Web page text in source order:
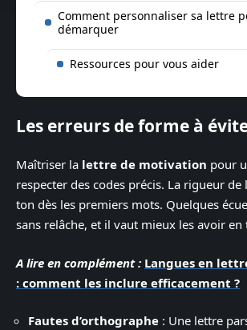
Comment personnaliser sa lettre
démarquer
Ressources pour vous aider
Les erreurs de forme à
Maîtriser la lettre de motivation pour
respecter des codes précis. La rigueur
ton dès les premiers mots. Quelques
sans relâche, et il vaut mieux les avoir en
A lire en complément : Langues en
: comment les inclure efficacement ?
Fautes d’orthographe : Une lettre